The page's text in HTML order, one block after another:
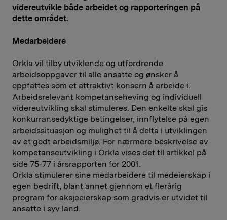
videreutvikle både arbeidet og rapporteringen på
dette området.
Medarbeidere
Orkla vil tilby utviklende og utfordrende
arbeidsoppgaver til alle ansatte og ønsker å
oppfattes som et attraktivt konsern å arbeide i.
Arbeidsrelevant kompetanseheving og individuell
videreutvikling skal stimuleres. Den enkelte skal gis
konkurransedyktige betingelser, innflytelse på egen
arbeidssituasjon og mulighet til å delta i utviklingen
av et godt arbeidsmiljø. For nærmere beskrivelse av
kompetanseutvikling i Orkla vises det til artikkel på
side 75-77 i årsrapporten for 2001.
Orkla stimulerer sine medarbeidere til medeierskap i
egen bedrift, blant annet gjennom et flerårig
program for aksjeeierskap som gradvis er utvidet til
ansatte i syv land.